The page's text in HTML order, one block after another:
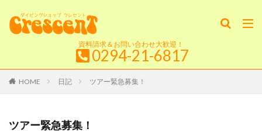
資料請求＆お問い合わせ大歓迎！
0294-21-6817
HOME 日記 ツアー緊急募集！
ツアー緊急募集！